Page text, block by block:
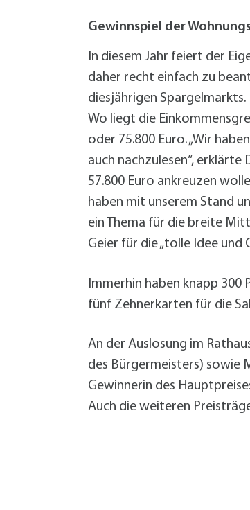
Veranstaltungskalender
Wegbeschreibung
Zahlen und Fakten
Gewinnspiel der
In diesem Jahr feiert der
daher recht einfach zu
diesjährigen
Wo liegt die
oder 75.800 Euro. „Wir
auch nachzulesen“,
57.800 Euro ankreuzen
haben mit unserem Stand
ein Thema für die breite
Geier für die „tolle Idee
Immerhin haben knapp
fünf Zehnerkarten für die
An der Auslosung im
des Bürgermeisters) sowie
Gewinnerin des
Auch die weiteren